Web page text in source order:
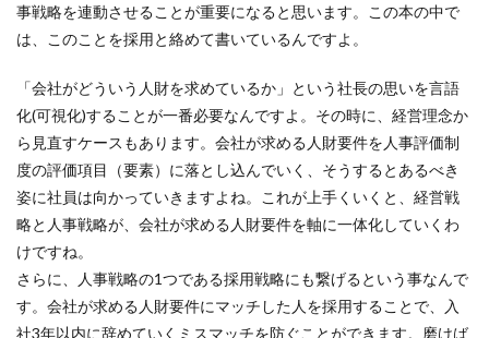
事戦略を連動させることが重要になると思います。この本の中で
は、このことを採用と絡めて書いているんですよ。
「会社がどういう人財を求めているか」という社長の思いを言語
化(可視化)することが一番必要なんですよ。その時に、経営理念か
ら見直すケースもあります。会社が求める人財要件を人事評価制
度の評価項目（要素）に落とし込んでいく、そうするとあるべき
姿に社員は向かっていきますよね。これが上手くいくと、経営戦
略と人事戦略が、会社が求める人財要件を軸に一体化していくわ
けですね。
さらに、人事戦略の1つである採用戦略にも繋げるという事なんで
す。会社が求める人財要件にマッチした人を採用することで、入
社3年以内に辞めていくミスマッチを防ぐことができます。磨けば